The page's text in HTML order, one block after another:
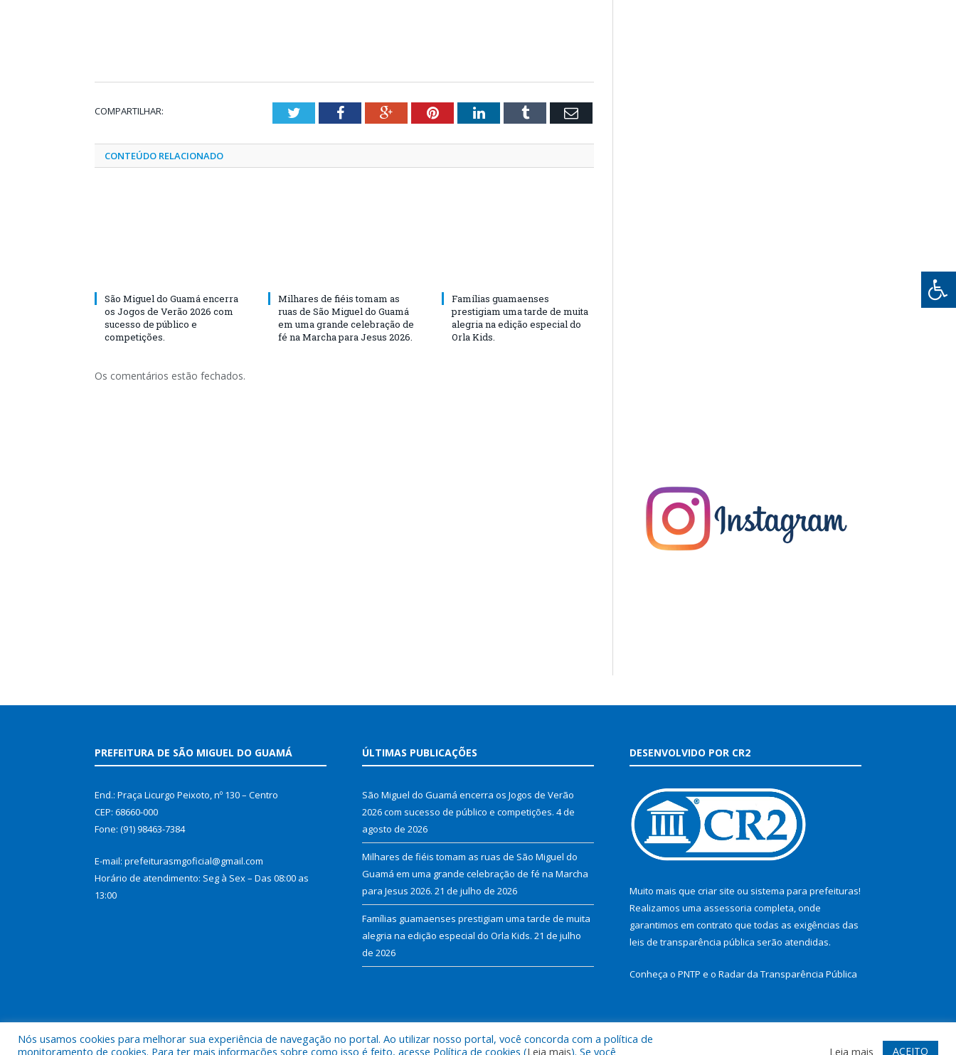
COMPARTILHAR: TwitterFacebookGoogle+PinterestLinkedInTumblr Email
CONTEÚDO RELACIONADO
São Miguel do Guamá encerra
os Jogos de Verão 2026 com
sucesso de público e
competições.
Milhares de fiéis tomam as
ruas de São Miguel do Guamá
em uma grande celebração de
fé na Marcha para Jesus 2026.
Famílias guamaenses
prestigiam uma tarde de muita
alegria na edição especial do
Orla Kids.
Os comentários estão fechados.
PREFEITURA DE SÃO MIGUEL DO GUAMÁ
End.: Praça Licurgo Peixoto, nº 130 – Centro
CEP: 68660-000
Fone: (91) 98463-7384
E-mail: prefeiturasmgoficial@gmail.com
Horário de atendimento: Seg à Sex – Das 08:00 as
13:00
ÚLTIMAS PUBLICAÇÕES
São Miguel do Guamá encerra os Jogos de Verão
2026 com sucesso de público e competições. 4 de
agosto de 2026
Milhares de fiéis tomam as ruas de São Miguel do
Guamá em uma grande celebração de fé na Marcha
para Jesus 2026. 21 de julho de 2026
Famílias guamaenses prestigiam uma tarde de muita
alegria na edição especial do Orla Kids. 21 de julho
de 2026
DESENVOLVIDO POR CR2
Muito mais que criar site ou sistema para prefeituras!
Realizamos uma assessoria completa, onde
garantimos em contrato que todas as exigências das
leis de transparência pública serão atendidas.
Conheça o PNTP e o Radar da Transparência Pública
Todos os direitos reservados a Prefeitura Municipal de São Miguel do Guamá. Mapa do Site Acessar Webmail
Nós usamos cookies para melhorar sua experiência de navegação no portal. Ao utilizar nosso portal, você concorda com a política de
monitoramento de cookies. Para ter mais informações sobre como isso é feito, acesse Política de cookies (Leia mais). Se você Leia mais ACEITO